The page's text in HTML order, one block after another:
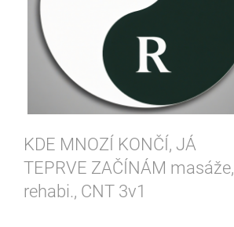
KDE MNOZÍ KONČÍ, JÁ
TEPRVE ZAČÍNÁM masáže,
rehabi., CNT 3v1